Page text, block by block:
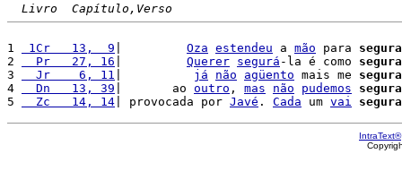
Livro  Capítulo,Verso
1 1Cr   13,  9 Oza estendeu a mão para
2
  Pr   27, 16
Querer segurá -la é como
3
  Jr    6, 11
já não agüento mais me
4
  Dn   13, 39
|       ao outro , mas não pudemos
5
  Zc   14, 14
| provocada por Javé . Cada um vai
IntraText®